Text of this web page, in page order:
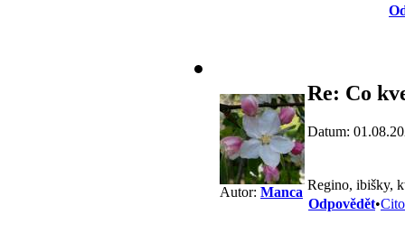
Autor: Manca
Re: Co
Datum:
Regino, ibišky,
Odpovědět•